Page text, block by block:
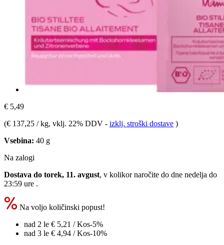
€ 5,49
(€ 137,25 / kg, vklj. 22% DDV - izklj. stroški dostave )
Vsebina: 40 g
Na zalogi
Dostava do torek, 11. avgust, v kolikor naročite do dne nedelja do
23:59 ure .
Na voljo količinski popust!
nad 2 le € 5,21 / Kos-5%
nad 3 le € 4,94 / Kos-10%